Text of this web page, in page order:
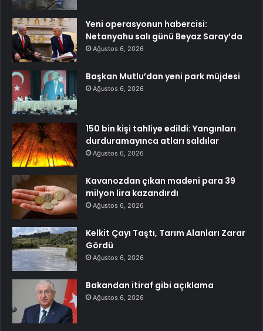
Yeni operasyonun habercisi:
Netanyahu salı günü Beyaz Saray’da
Ağustos 6, 2026
Başkan Mutlu’dan yeni park müjdesi
Ağustos 6, 2026
150 bin kişi tahliye edildi: Yangınları
durduramayınca atları saldılar
Ağustos 6, 2026
Kavanozdan çıkan madeni para 39
milyon lira kazandırdı
Ağustos 6, 2026
Kelkit Çayı Taştı, Tarım Alanları Zarar
Gördü
Ağustos 6, 2026
Bakandan itiraf gibi açıklama
Ağustos 6, 2026